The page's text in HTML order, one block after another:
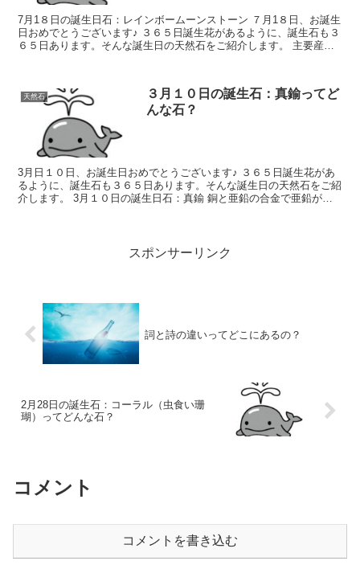
7月1８日の誕生日石：レインボームーンストーン ７月1８日、お誕生
日おめでとうございます♪ ３６５日誕生花があるように、誕生石も３
６５日あります。そんな誕生日の天然石をご紹介します。 主要産地
天然石
３月１０日の誕生石：真鍮ってど
んな石？
3月日１０日、お誕生日おめでとうございます♪ ３６５日誕生花があ
るように、誕生石も３６５日あります。そんな誕生日の天然石をご紹
介します。 3月１０日の誕生日石：真鍮 銅と亜鉛の合金で亜鉛が２
スポンサーリンク
詞と詩の違いってどこにあるの？
2月28日の誕生石：コーラル（虫食い珊
瑚）ってどんな石？
コメント
コメントを書き込む